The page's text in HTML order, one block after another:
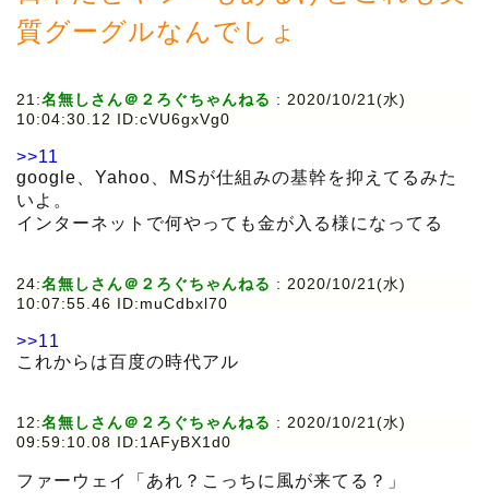
質グーグルなんでしょ
21:名無しさん＠２ろぐちゃんねる : 2020/10/21(水)
10:04:30.12 ID:cVU6gxVg0
>>11
google、Yahoo、MSが仕組みの基幹を抑えてるみた
いよ。
インターネットで何やっても金が入る様になってる
24:名無しさん＠２ろぐちゃんねる : 2020/10/21(水)
10:07:55.46 ID:muCdbxl70
>>11
これからは百度の時代アル
12:名無しさん＠２ろぐちゃんねる : 2020/10/21(水)
09:59:10.08 ID:1AFyBX1d0
ファーウェイ「あれ？こっちに風が来てる？」